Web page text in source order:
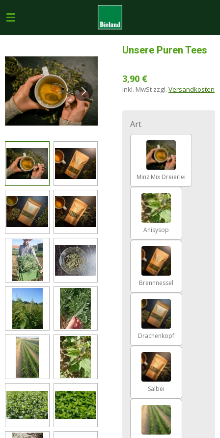
Hauptinhalt
springen
Unsere Puren Tees
3,90 €
inkl. MwSt zzgl. Versandkosten
Art
Minz Mix Dreierlei
Anisysop
Brennnessel
Drachenkopf
Salbei